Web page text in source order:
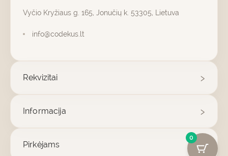
Vyčio Kryžiaus g. 165, Jonučių k. 53305, Lietuva
info@codekus.lt
Rekvizitai
Informacija
Pirkėjams
0